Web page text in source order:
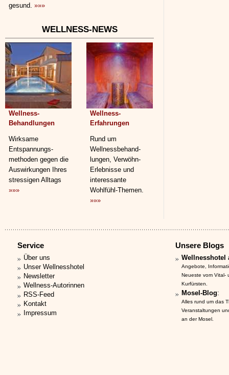
gesund. »»»
WELLNESS-NEWS
Wellness-
Behandlungen
Wirksame
Entspannungs­
methoden gegen die
Auswirkungen Ihres
stressigen Alltags
»»»
Wellness-
Erfahrungen
Rund um
Wellnessbehand­
lungen, Verwöhn-
Erlebnisse und
interessante
Wohlfühl-Themen.
»»»
Service
Über uns
Unser Wellnesshotel
Newsletter
Wellness-Autorinnen
RSS-Feed
Kontakt
Impressum
Unsere Blogs
Wellnesshotel
Angebote,
Neueste vom Vital-
Kurfürsten.
Mosel-Blog:
Alles rund um das
Veranstaltungen
an der Mosel.